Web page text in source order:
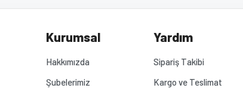
Kurumsal
Hakkımızda
Şubelerimiz
Yardım
Sipariş Takibi
Kargo ve Teslimat